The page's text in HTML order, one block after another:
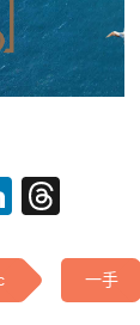
一手